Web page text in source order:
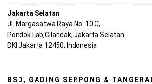
Jakarta Selatan
Jl. Margasatwa Raya No. 10 C,
Pondok Lab,Cilandak, Jakarta Selatan
DKI Jakarta 12450, Indonesia
BSD, GADING SERPONG &